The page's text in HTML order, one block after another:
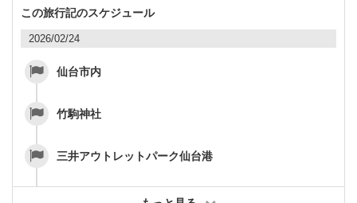
この旅行記のスケジュール
2026/02/24
仙台市内
竹駒神社
三井アウトレットパーク仙台港